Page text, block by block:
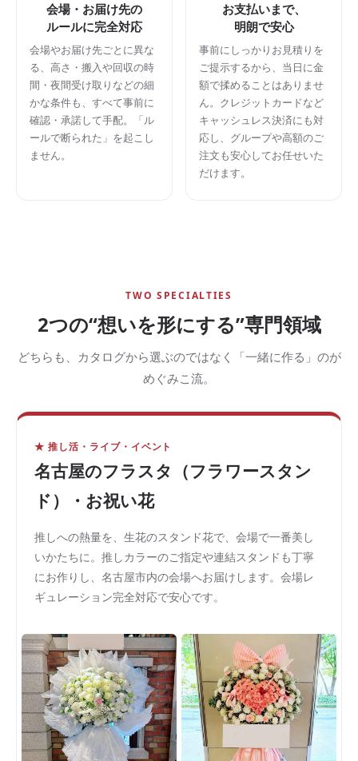
会場・お届け先の
ルールに完全対応
会場やお届け先ごとに異な
る、高さ・搬入や回収の時
間・夜間受け取りなどの細
かな条件も、すべて事前に
確認・承諾して手配。「ル
ールで断られた」を起こし
ません。
お支払いまで、
明朗で安心
事前にしっかりお見積りを
ご提示するから、当日に金
額で揉めることはありませ
ん。クレジットカードなど
キャッシュレス決済にも対
応し、グループや高額のご
注文も安心してお任せいた
だけます。
TWO SPECIALTIES
2つの“想いを形にする”専門領域
どちらも、カタログから選ぶのではなく「一緒に作る」のが
めぐみこ流。
★ 推し活・ライブ・イベント
名古屋のフラスタ（フラワースタン
ド）・お祝い花
推しへの熱量を、生花のスタンド花で、会場で一番美し
いかたちに。推しカラーのご指定や連結スタンドも丁寧
にお作りし、名古屋市内の会場へお届けします。会場レ
ギュレーション完全対応で安心です。